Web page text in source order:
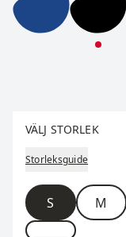
Nordic Warm
Välj storlek
VÄLJ STORLEK
Storleksguide
Storlek
S M